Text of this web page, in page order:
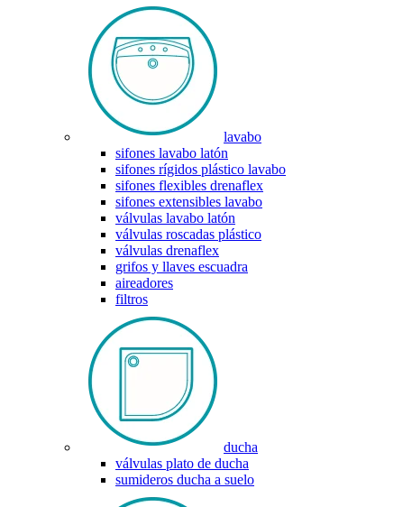
lavabo
sifones lavabo latón
sifones rígidos plástico lavabo
sifones flexibles drenaflex
sifones extensibles lavabo
válvulas lavabo latón
válvulas roscadas plástico
válvulas drenaflex
grifos y llaves escuadra
aireadores
filtros
ducha
válvulas plato de ducha
sumideros ducha a suelo